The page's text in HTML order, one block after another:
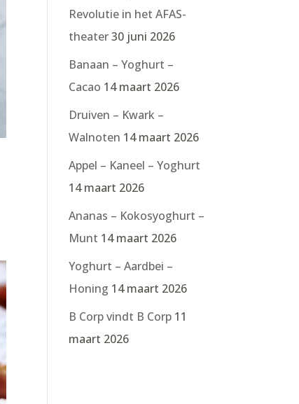
Revolutie in het AFAS-
theater30 juni 2026
Banaan – Yoghurt –
Cacao 14 maart 2026
Druiven – Kwark –
Walnoten 14 maart 2026
Appel – Kaneel – Yoghurt
14 maart 2026
Ananas – Kokosyoghurt –
Munt 14 maart 2026
Yoghurt – Aardbei –
Honing 14 maart 2026
B Corp vindt B Corp 11
maart 2026